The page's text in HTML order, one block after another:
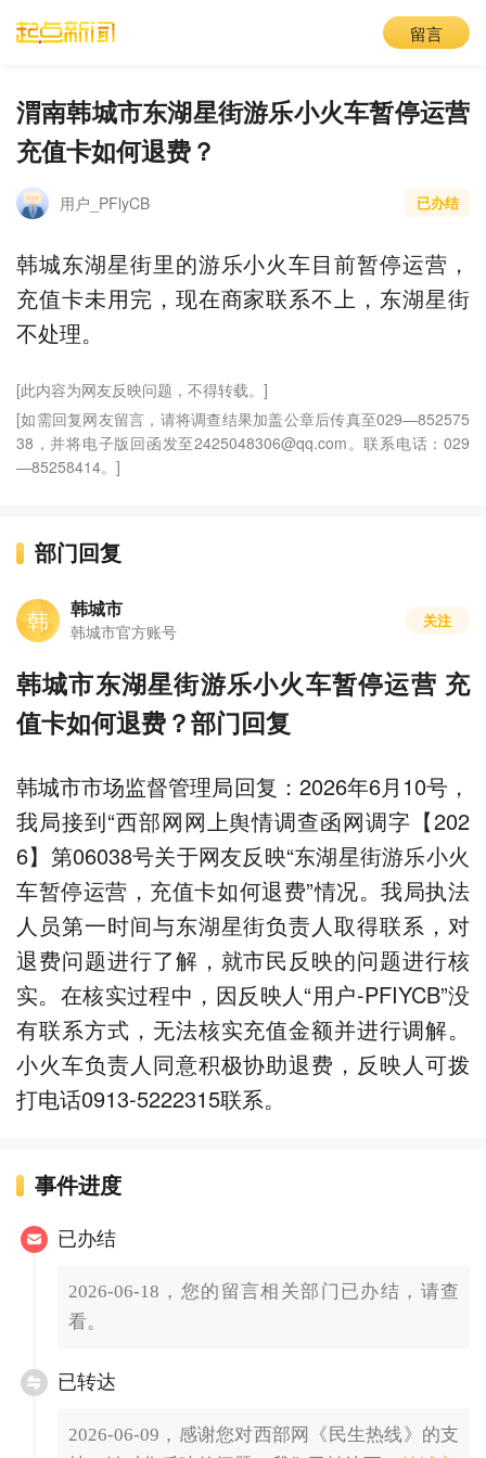
留言
渭南韩城市东湖星街游乐小火车暂停运营
充值卡如何退费？
用户_PFlyCB 已办结
韩城东湖星街里的游乐小火车目前暂停运营，
充值卡未用完，现在商家联系不上，东湖星街
不处理。
[此内容为网友反映问题，不得转载。]
[如需回复网友留言，请将调查结果加盖公章后传真至029—852575
38，并将电子版回函发至2425048306@qq.com。联系电话：029
—85258414。]
部门回复
韩 韩城市
韩城市官方账号
关注
韩城市东湖星街游乐小火车暂停运营 充
值卡如何退费？部门回复
韩城市市场监督管理局回复：2026年6月10号，
我局接到“西部网网上舆情调查函网调字【202
6】第06038号关于网友反映“东湖星街游乐小火
车暂停运营，充值卡如何退费”情况。我局执法
人员第一时间与东湖星街负责人取得联系，对
退费问题进行了解，就市民反映的问题进行核
实。在核实过程中，因反映人“用户-PFIYCB”没
有联系方式，无法核实充值金额并进行调解。
小火车负责人同意积极协助退费，反映人可拨
打电话0913-5222315联系。
事件进度
已办结
2026-06-18，您的留言相关部门已办结，请查
看。
已转达
2026-06-09，感谢您对西部网《民生热线》的支